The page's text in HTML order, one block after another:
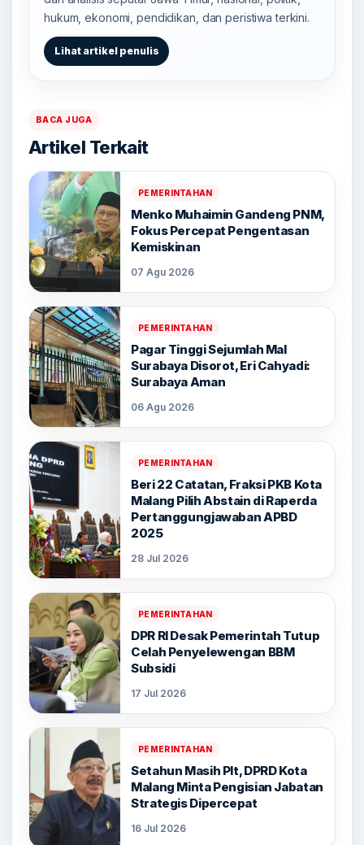
hukum, ekonomi, pendidikan, dan peristiwa terkini.
Lihat artikel penulis
BACA JUGA
Artikel Terkait
PEMERINTAHAN
Menko Muhaimin Gandeng PNM,
Fokus Percepat Pengentasan
Kemiskinan
07 Agu 2026
PEMERINTAHAN
Pagar Tinggi Sejumlah Mal
Surabaya Disorot, Eri Cahyadi:
Surabaya Aman
06 Agu 2026
PEMERINTAHAN
Beri 22 Catatan, Fraksi PKB Kota
Malang Pilih Abstain di Raperda
Pertanggungjawaban APBD
2025
28 Jul 2026
PEMERINTAHAN
DPR RI Desak Pemerintah Tutup
Celah Penyelewengan BBM
Subsidi
17 Jul 2026
PEMERINTAHAN
Setahun Masih Plt, DPRD Kota
Malang Minta Pengisian Jabatan
Strategis Dipercepat
16 Jul 2026